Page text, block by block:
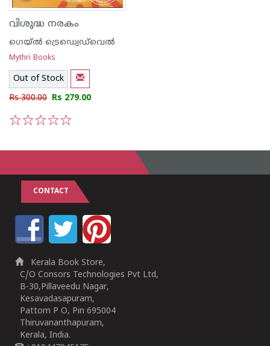
വിശുദ്ധ നരകം
ഗെയ്ല്‍ ട്രെഡ്വെഡ്‌വെല്‍
Mythri Books
Out of Stock
Rs 300.00 Rs 279.00
CONTACT
Kerala Book Store,
C/O Consors Technologies Pvt Ltd,
B-30,Pillaveedu Nagar,
Kesavadasapuram,
Pattom P O, Pin 695004
Thiruvananthapuram,
Kerala, India.